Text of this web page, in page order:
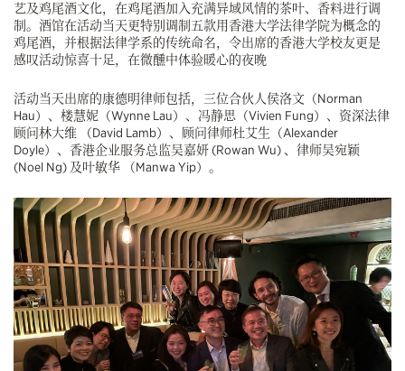
艺及鸡尾酒文化，在鸡尾酒加入充满异域风情的茶叶、香料进行调
制。酒馆在活动当天更特别调制五款用香港大学法律学院为概念的
鸡尾酒，并根据法律学系的传统命名，令出席的香港大学校友更是
感叹活动惊喜十足，在微醺中体验暖心的夜晚
活动当天出席的康德明律师包括，三位合伙人侯洛文（Norman
Hau）、楼慧妮（Wynne Lau）、冯静思（Vivien Fung）、资深法律
顾问林大维 （David Lamb）、顾问律师杜艾生（Alexander
Doyle）、香港企业服务总监吴嘉妍 (Rowan Wu) 、律师吴宛颖
(Noel Ng) 及叶敏华 （Manwa Yip）。